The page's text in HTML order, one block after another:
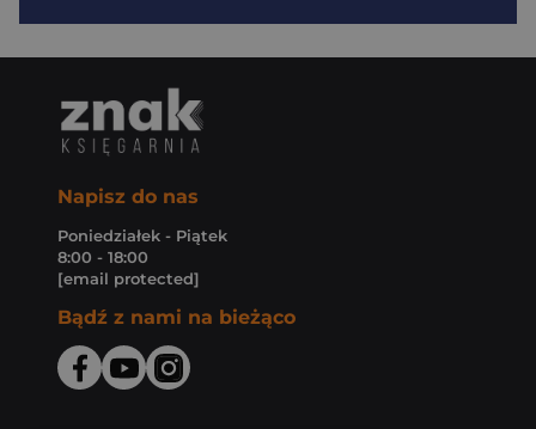
Napisz do nas
Poniedziałek - Piątek
8:00 - 18:00
[email protected]
Bądź z nami na bieżąco